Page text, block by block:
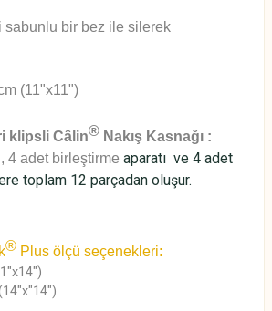
sabunlu bir bez ile silerek
(11"x11")
klipsli Câlin® Nakış Kasnağı :
4 adet birleştirme aparatı ve 4 adet
toplam 12 parçadan oluşur.
® Plus ölçü seçenekleri: